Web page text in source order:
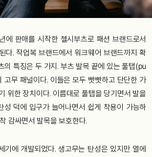
에 판매를 시작한 첼시부츠로 패션 브랜드로서
다. 작업복 브랜드에서 워크웨어 브랜드까지 확
의 특징은 두 가지. 부츠 발목 끝에 있는 풀탭(pu
무 패널이다. 이들은 모두 빳빳하고 단단한 가
위한 장치이다. 이름대로 풀탭을 당기면서 발을
성 덕에 입구가 늘어나면서 쉽게 착용이 가능하
감싸면서 발목을 보호한다.
기에 개발되었다. 생고무는 탄성은 있지만 열에